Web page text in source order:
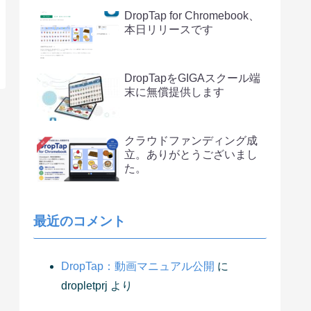
DropTap for Chromebook、
本日リリースです
DropTapをGIGAスクール端
末に無償提供します
クラウドファンディング成
立。ありがとうございまし
た。
最近のコメント
DropTap：動画マニュアル公開 に
dropletprj より